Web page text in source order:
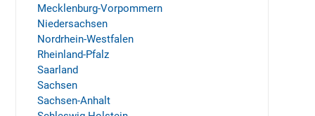
Mecklenburg-Vorpommern
Niedersachsen
Nordrhein-Westfalen
Rheinland-Pfalz
Saarland
Sachsen
Sachsen-Anhalt